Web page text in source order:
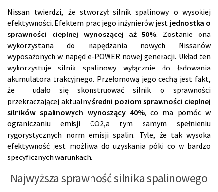
Nissan twierdzi, że stworzył silnik spalinowy o wysokiej
efektywności. Efektem prac jego inżynierów jest jednostka o
sprawności cieplnej wynoszącej aż 50%. Zostanie ona
wykorzystana do napędzania nowych Nissanów
wyposażonych w napęd e-POWER nowej generacji. Układ ten
wykorzystuje silnik spalinowy wyłącznie do ładowania
akumulatora trakcyjnego. Przełomową jego cechą jest fakt,
że udało się skonstruować silnik o sprawności
przekraczającej aktualnyśredni poziom sprawności cieplnej
silników spalinowych wynoszący 40%, co ma pomóc w
ograniczaniu emisji CO2,a tym samym spełnieniu
rygorystycznych norm emisji spalin. Tyle, że tak wysoka
efektywność jest możliwa do uzyskania póki co w bardzo
specyficznych warunkach.
Najwyższa sprawność silnika spalinowego